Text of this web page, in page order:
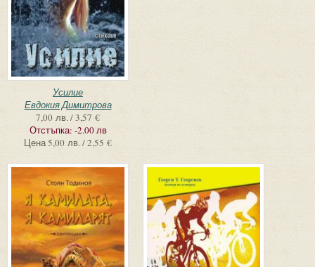
Усилие
Евдокия Димитрова
7,00 лв. / 3,57 €
Отстъпка: -2.00 лв
Цена5,00 лв. / 2,55 €